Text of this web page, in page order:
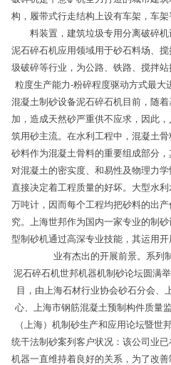
构，履带式行走结构上设有车架，车
料装置，建筑垃圾专用分离破碎机
泥石碎石机应用领域用于砂石料场、
圾破碎等行业，为公路、铁路、搅拌
粒度生产能力-粉碎程度驱动方式最大
混凝土制砂设备泥石碎石机目前，随
加，造成天然砂严重供不应求，因此
筑用砂主流。在水利工程中，混凝土
砂料作为混凝土骨料的重要组成部分
对混凝土的密实度、和易性及物理力
直接决定着工程质量的好坏。大型水
万吨计，因而每个工程均把砂料的出
究。上海世邦作为国内一家专业的制
型制砂机通过高深专业技能，其运用
业有杰出的开展前景。系列
泥石碎石机世邦机器机制砂论坛圆满
目，由上海石材行业协会砂石分会、
心、上海市钢筋混凝土预制构件质量
（上海）机制砂生产和应用论坛暨世
统干法制砂案列客户状况：该公司业
机器一直维持着良好的关系，为了改